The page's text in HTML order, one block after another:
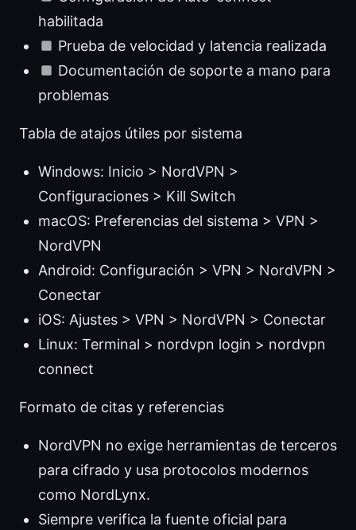
habilitada
Prueba de velocidad y latencia realizada
Documentación de soporte a mano para
problemas
Tabla de atajos útiles por sistema
Windows: Inicio > NordVPN >
Configuraciones > Kill Switch
macOS: Preferencias del sistema > VPN >
NordVPN
Android: Configuración > VPN > NordVPN >
Conectar
iOS: Ajustes > VPN > NordVPN > Conectar
Linux: Terminal > nordvpn login > nordvpn
connect
Formato de citas y referencias
NordVPN no exige herramientas de terceros
para cifrado y usa protocolos modernos
como NordLynx.
Siempre verifica la fuente oficial para